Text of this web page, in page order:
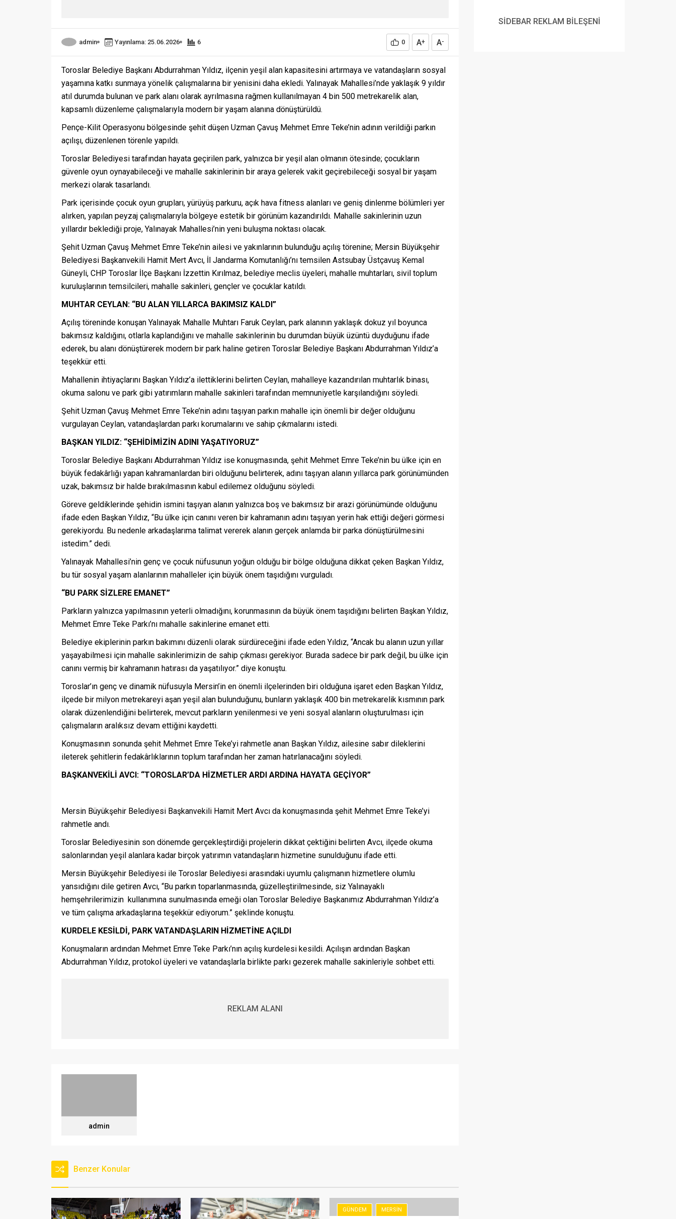
admin Yayınlama: 25.06.2026 6 0 A+ A-
Toroslar Belediye Başkanı Abdurrahman Yıldız, ilçenin yeşil alan kapasitesini artırmaya ve vatandaşların sosyal
yaşamına katkı sunmaya yönelik çalışmalarına bir yenisini daha ekledi. Yalınayak Mahallesi’nde yaklaşık 9 yıldır
atıl durumda bulunan ve park alanı olarak ayrılmasına rağmen kullanılmayan 4 bin 500 metrekarelik alan,
kapsamlı düzenleme çalışmalarıyla modern bir yaşam alanına dönüştürüldü.
Pençe-Kilit Operasyonu bölgesinde şehit düşen Uzman Çavuş Mehmet Emre Teke’nin adının verildiği parkın
açılışı, düzenlenen törenle yapıldı.
Toroslar Belediyesi tarafından hayata geçirilen park, yalnızca bir yeşil alan olmanın ötesinde; çocukların
güvenle oyun oynayabileceği ve mahalle sakinlerinin bir araya gelerek vakit geçirebileceği sosyal bir yaşam
merkezi olarak tasarlandı.
Park içerisinde çocuk oyun grupları, yürüyüş parkuru, açık hava fitness alanları ve geniş dinlenme bölümleri yer
alırken, yapılan peyzaj çalışmalarıyla bölgeye estetik bir görünüm kazandırıldı. Mahalle sakinlerinin uzun
yıllardır beklediği proje, Yalınayak Mahallesi’nin yeni buluşma noktası olacak.
Şehit Uzman Çavuş Mehmet Emre Teke’nin ailesi ve yakınlarının bulunduğu açılış törenine; Mersin Büyükşehir
Belediyesi Başkanvekili Hamit Mert Avcı, İl Jandarma Komutanlığı’nı temsilen Astsubay Üstçavuş Kemal
Güneyli, CHP Toroslar İlçe Başkanı İzzettin Kırılmaz, belediye meclis üyeleri, mahalle muhtarları, sivil toplum
kuruluşlarının temsilcileri, mahalle sakinleri, gençler ve çocuklar katıldı.
MUHTAR CEYLAN: “BU ALAN YILLARCA BAKIMSIZ KALDI”
Açılış töreninde konuşan Yalınayak Mahalle Muhtarı Faruk Ceylan, park alanının yaklaşık dokuz yıl boyunca
bakımsız kaldığını, otlarla kaplandığını ve mahalle sakinlerinin bu durumdan büyük üzüntü duyduğunu ifade
ederek, bu alanı dönüştürerek modern bir park haline getiren Toroslar Belediye Başkanı Abdurrahman Yıldız’a
teşekkür etti.
Mahallenin ihtiyaçlarını Başkan Yıldız’a ilettiklerini belirten Ceylan, mahalleye kazandırılan muhtarlık binası,
okuma salonu ve park gibi yatırımların mahalle sakinleri tarafından memnuniyetle karşılandığını söyledi.
Şehit Uzman Çavuş Mehmet Emre Teke’nin adını taşıyan parkın mahalle için önemli bir değer olduğunu
vurgulayan Ceylan, vatandaşlardan parkı korumalarını ve sahip çıkmalarını istedi.
BAŞKAN YILDIZ: “ŞEHİDİMİZİN ADINI YAŞATIYORUZ”
Toroslar Belediye Başkanı Abdurrahman Yıldız ise konuşmasında, şehit Mehmet Emre Teke’nin bu ülke için en
büyük fedakârlığı yapan kahramanlardan biri olduğunu belirterek, adını taşıyan alanın yıllarca park görünümünden
uzak, bakımsız bir halde bırakılmasının kabul edilemez olduğunu söyledi.
Göreve geldiklerinde şehidin ismini taşıyan alanın yalnızca boş ve bakımsız bir arazi görünümünde olduğunu
ifade eden Başkan Yıldız, “Bu ülke için canını veren bir kahramanın adını taşıyan yerin hak ettiği değeri görmesi
gerekiyordu. Bu nedenle arkadaşlarıma talimat vererek alanın gerçek anlamda bir parka dönüştürülmesini
istedim.” dedi.
Yalınayak Mahallesi’nin genç ve çocuk nüfusunun yoğun olduğu bir bölge olduğuna dikkat çeken Başkan Yıldız,
bu tür sosyal yaşam alanlarının mahalleler için büyük önem taşıdığını vurguladı.
“BU PARK SİZLERE EMANET”
Parkların yalnızca yapılmasının yeterli olmadığını, korunmasının da büyük önem taşıdığını belirten Başkan Yıldız,
Mehmet Emre Teke Parkı’nı mahalle sakinlerine emanet etti.
Belediye ekiplerinin parkın bakımını düzenli olarak sürdüreceğini ifade eden Yıldız, “Ancak bu alanın uzun yıllar
yaşayabilmesi için mahalle sakinlerimizin de sahip çıkması gerekiyor. Burada sadece bir park değil, bu ülke için
canını vermiş bir kahramanın hatırası da yaşatılıyor.” diye konuştu.
Toroslar’ın genç ve dinamik nüfusuyla Mersin’in en önemli ilçelerinden biri olduğuna işaret eden Başkan Yıldız,
ilçede bir milyon metrekareyi aşan yeşil alan bulunduğunu, bunların yaklaşık 400 bin metrekarelik kısmının park
olarak düzenlendiğini belirterek, mevcut parkların yenilenmesi ve yeni sosyal alanların oluşturulması için
çalışmaların aralıksız devam ettiğini kaydetti.
Konuşmasının sonunda şehit Mehmet Emre Teke’yi rahmetle anan Başkan Yıldız, ailesine sabır dileklerini
ileterek şehitlerin fedakârlıklarının toplum tarafından her zaman hatırlanacağını söyledi.
BAŞKANVEKİLİ AVCI: “TOROSLAR’DA HİZMETLER ARDI ARDINA HAYATA GEÇİYOR”
Mersin Büyükşehir Belediyesi Başkanvekili Hamit Mert Avcı da konuşmasında şehit Mehmet Emre Teke’yi
rahmetle andı.
Toroslar Belediyesinin son dönemde gerçekleştirdiği projelerin dikkat çektiğini belirten Avcı, ilçede okuma
salonlarından yeşil alanlara kadar birçok yatırımın vatandaşların hizmetine sunulduğunu ifade etti.
Mersin Büyükşehir Belediyesi ile Toroslar Belediyesi arasındaki uyumlu çalışmanın hizmetlere olumlu
yansıdığını dile getiren Avcı, “Bu parkın toparlanmasında, güzelleştirilmesinde, siz Yalınayaklı
hemşehrilerimizin kullanımına sunulmasında emeği olan Toroslar Belediye Başkanımız Abdurrahman Yıldız’a
ve tüm çalışma arkadaşlarına teşekkür ediyorum.” şeklinde konuştu.
KURDELE KESİLDİ, PARK VATANDAŞLARIN HİZMETİNE AÇILDI
Konuşmaların ardından Mehmet Emre Teke Parkı’nın açılış kurdelesi kesildi. Açılışın ardından Başkan
Abdurrahman Yıldız, protokol üyeleri ve vatandaşlarla birlikte parkı gezerek mahalle sakinleriyle sohbet etti.
REKLAM ALANI
admin
Benzer Konular
GÜNDEM MERSIN
SİDEBAR REKLAM BİLEŞENİ